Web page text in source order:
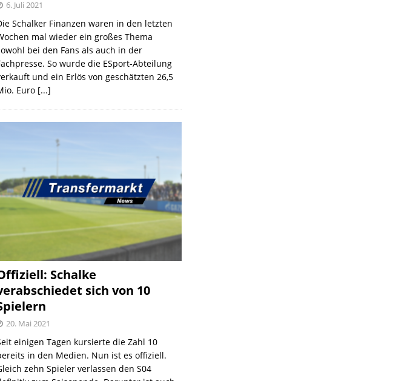
6. Juli 2021
Schalker Finanzen waren in den letzten
mal wieder ein großes Thema
bei den Fans als auch in der
So wurde die ESport-Abteilung
und ein Erlös von geschätzten 26,5
Euro [...]
Schalke
sich von 10
20. Mai 2021
einigen Tagen kursierte die Zahl 10
in den Medien. Nun ist es offiziell.
zehn Spieler verlassen den S04